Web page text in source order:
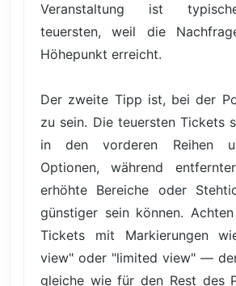
Veranstaltung ist
teuersten, weil die
Höhepunkt erreicht.
Der zweite Tipp ist, bei der
zu sein. Die teuersten Tickets
in den vorderen Reihen
Optionen, während
erhöhte Bereiche oder
günstiger sein können.
Tickets mit Markierungen
view" oder "limited view" —
gleiche wie für den Rest des